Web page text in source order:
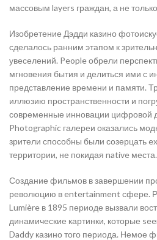
массовым layers граждан, а не
Изобретение Дэдди казино
сделалось ранним этапом к
увеселений. People обрели
мгновения бытия и делиться ими с
представление времени и памяти.
иллюзию пространственности и
современные инновации цифровой
Photographic галереи оказались
зрители способны были созерцать
территории, не покидая native места.
Создание фильмов в завершении
революцию в entertainment сфере.
Lumière в 1895 периоде вызвали
динамические картинки, которые
Daddy казино того периода. Немое